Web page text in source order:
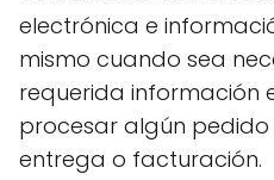
electrónica e
mismo cuando sea
requerida información
procesar algún pedido
entrega o facturación.